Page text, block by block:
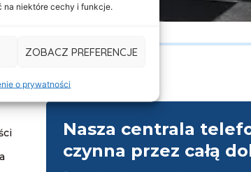
na niektóre cechy i funkcje.
ZOBACZ PREFERENCJE
o prywatności
Nasza centrala
czynna przez całą